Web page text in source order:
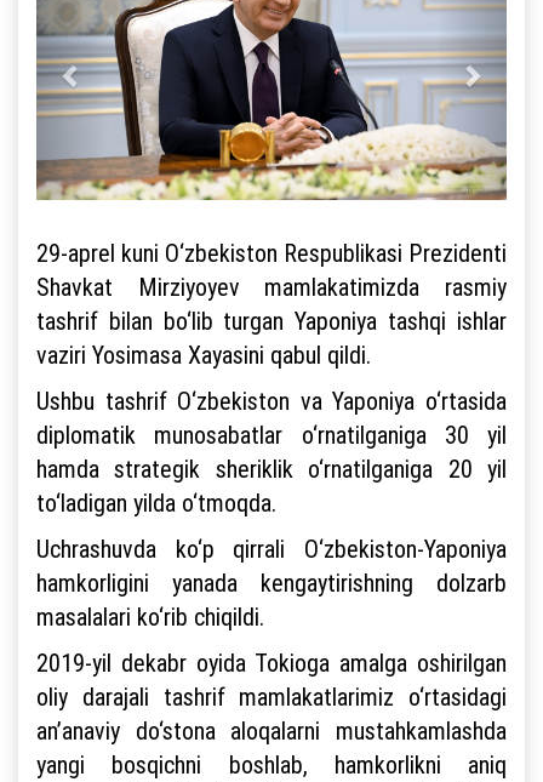
29-aprel kuni O‘zbekiston Respublikasi Prezidenti
Shavkat Mirziyoyev mamlakatimizda rasmiy
tashrif bilan bo‘lib turgan Yaponiya tashqi ishlar
vaziri Yosimasa Xayasini qabul qildi.
Ushbu tashrif O‘zbekiston va Yaponiya o‘rtasida
diplomatik munosabatlar o‘rnatilganiga 30 yil
hamda strategik sheriklik o‘rnatilganiga 20 yil
to‘ladigan yilda o‘tmoqda.
Uchrashuvda ko‘p qirrali O‘zbekiston-Yaponiya
hamkorligini yanada kengaytirishning dolzarb
masalalari ko‘rib chiqildi.
2019-yil dekabr oyida Tokioga amalga oshirilgan
oliy darajali tashrif mamlakatlarimiz o‘rtasidagi
an’anaviy do‘stona aloqalarni mustahkamlashda
yangi bosqichni boshlab, hamkorlikni aniq